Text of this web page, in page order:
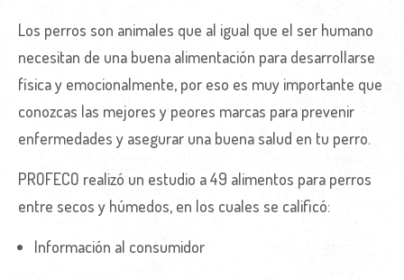
Los perros son animales que al igual que el ser humano
necesitan de una buena alimentación para desarrollarse
física y emocionalmente, por eso es muy importante que
conozcas las mejores y peores marcas para prevenir
enfermedades y asegurar una buena salud en tu perro.
PROFECO realizó un estudio a 49 alimentos para perros
entre secos y húmedos, en los cuales se calificó:
Información al consumidor